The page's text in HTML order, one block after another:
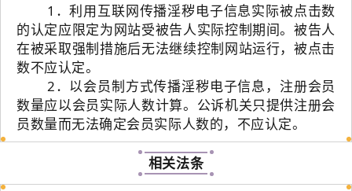
1．利用互联网传播淫秽电子信息实际被点击数
的认定应限定为网站受被告人实际控制期间。被告人
在被采取强制措施后无法继续控制网站运行，被点击
数不应认定。
2．以会员制方式传播淫秽电子信息，注册会员
数量应以会员实际人数计算。公诉机关只提供注册会
员数量而无法确定会员实际人数的，不应认定。
相关法条